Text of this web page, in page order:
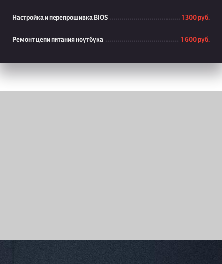
Настройка и перепрошивка BIOS 1 300 руб.
Ремонт цепи питания ноутбука 1 600 руб.